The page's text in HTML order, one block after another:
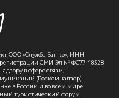
ООО «Служба Банко», ИНН
о регистрации СМИ Эл № ФС77-48328
в сфере связи,
(Роскомнадзор).
в России и во всем мире.
туристический форум.